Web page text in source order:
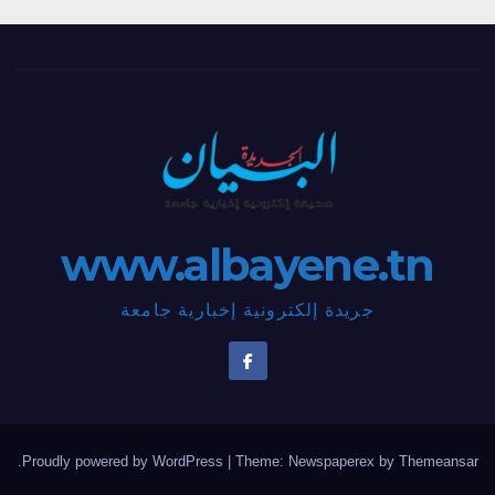
www.albayene.tn
جريدة إلكترونية إخبارية جامعة
Proudly powered by WordPress Theme: Newspaperex by Themeansar
.